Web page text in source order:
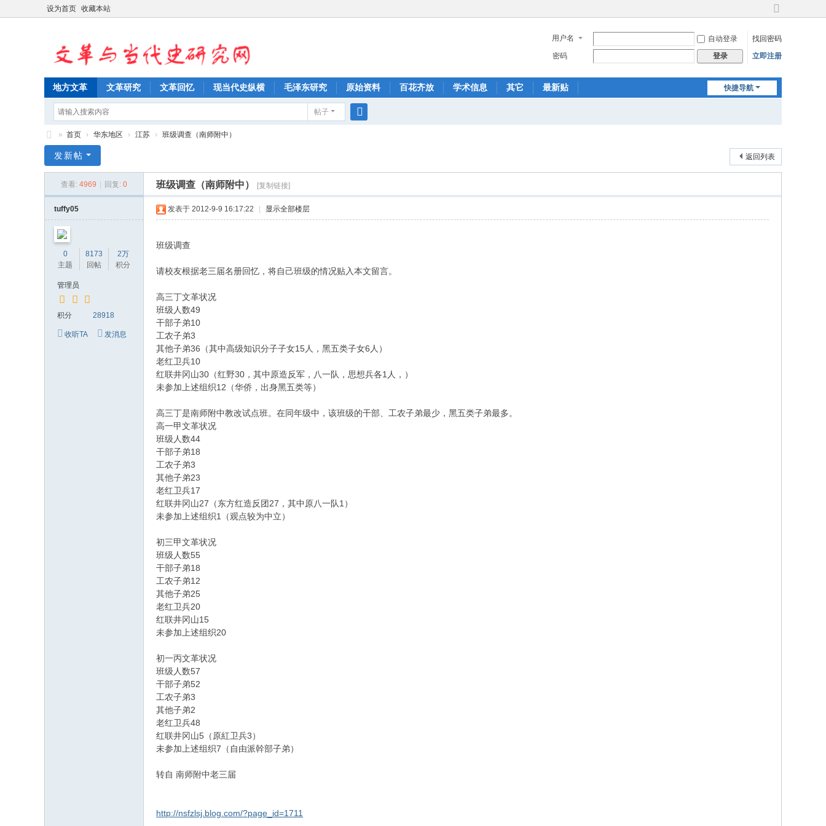
设为首页 收藏本站
切
到
宽
用户名 自动登录
找回密码
密码
登录 立即注册
快捷导航
地方文革 文革研究 文革回忆 现当代史纵横 毛泽东研究 原始资料 百花齐放 学术信息 其它 最新贴
帖子
革
» 首页 › 华东地区 › 江苏 › 班级调查（南师附中）
返回列表
发新帖
查看: 4969 回复: 0 班级调查（南师附中） [复制链接]
tuffy05
0
主题
8173
回帖
2万
积分
管理员
积分 28918
收听TA 发消息
发表于 2012-9-9 16:17:22 显示全部楼层
班级调查
请校友根据老三届名册回忆，将自己班级的情况贴入本文留言。
高三丁文革状况
班级人数49
干部子弟10
工农子弟3
其他子弟36 （其中高级知识分子子女15人，黑五类子女6 人）
老红卫兵10
红联井冈山30 （红野30 ，其中原造反军，八一队，思想兵各1 人，）
未参加上述组织12 （华侨，出身黑五类等）
高三丁是南师附中教改试点班。在同年级中，该班级的干部、工农子弟最少，黑五类子弟最多。
高一甲文革状况
班级人数44
干部子弟18
工农子弟3
其他子弟23
老红卫兵17
红联井冈山27 （东方红造反团 27 ，其中原八一队1 ）
未参加上述组织1 （观点较为中立）
初三甲文革状况
班级人数55
干部子弟18
工农子弟12
其他子弟25
老红卫兵20
红联井冈山15
未参加上述组织20
初一丙文革状况
班级人数57
干部子弟52
工农子弟3
其他子弟2
老红卫兵48
红联井冈山5 （原紅卫兵3 ）
未参加上述组织7 （自由派幹部子弟）
转自 南师附中老三届
http://nsfzlsj.blog.com/?page_id=1711